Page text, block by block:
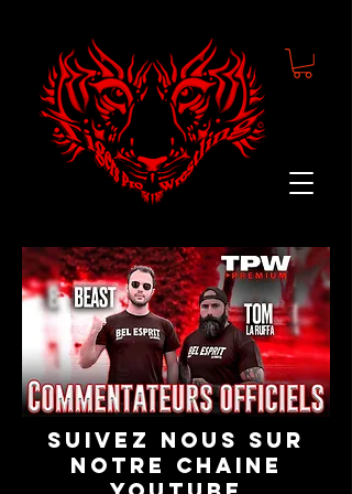
suivez nous sur
notre chaine